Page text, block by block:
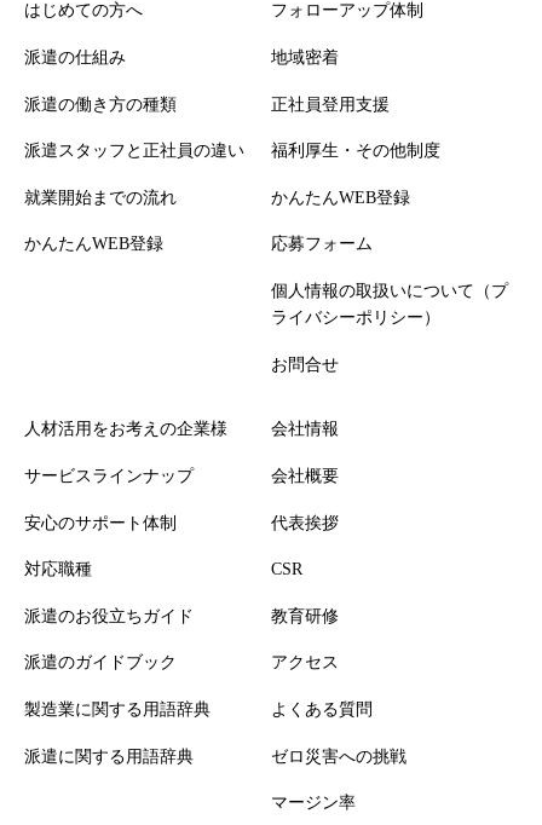
はじめての方へ
派遣の仕組み
派遣の働き方の種類
派遣スタッフと正社員の違い
就業開始までの流れ
かんたんWEB登録
フォローアップ体制
地域密着
正社員登用支援
福利厚生・その他制度
かんたんWEB登録
応募フォーム
個人情報の取扱いについて（プ
ライバシーポリシー）
お問合せ
人材活用をお考えの企業様
サービスラインナップ
安心のサポート体制
対応職種
派遣のお役立ちガイド
派遣のガイドブック
製造業に関する用語辞典
派遣に関する用語辞典
会社情報
会社概要
代表挨拶
CSR
教育研修
アクセス
よくある質問
ゼロ災害への挑戦
マージン率